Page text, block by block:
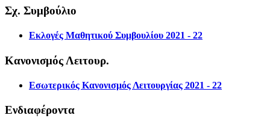
Σχ. Συμβούλιο
Εκλογές Μαθητικού Συμβουλίου 2021 - 22
Κανονισμός Λειτουρ.
Εσωτερικός Κανονισμός Λειτουργίας 2021 - 22
Ενδιαφέροντα